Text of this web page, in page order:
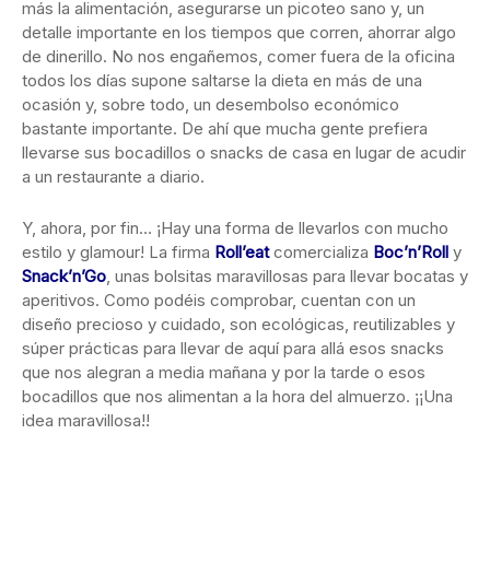
más la alimentación, asegurarse un picoteo sano y, un
detalle importante en los tiempos que corren, ahorrar algo
de dinerillo. No nos engañemos, comer fuera de la oficina
todos los días supone saltarse la dieta en más de una
ocasión y, sobre todo, un desembolso económico
bastante importante. De ahí que mucha gente prefiera
llevarse sus bocadillos o snacks de casa en lugar de acudir
a un restaurante a diario.
Y, ahora, por fin… ¡Hay una forma de llevarlos con mucho
estilo y glamour! La firma Roll’eatcomercializa Boc’n’Roll y
Snack’n’Go, unas bolsitas maravillosas para llevar bocatas y
aperitivos. Como podéis comprobar, cuentan con un
diseño precioso y cuidado, son ecológicas, reutilizables y
súper prácticas para llevar de aquí para allá esos snacks
que nos alegran a media mañana y por la tarde o esos
bocadillos que nos alimentan a la hora del almuerzo. ¡¡Una
idea maravillosa!!